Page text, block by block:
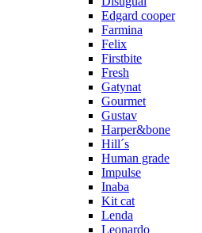
Edgard cooper
Farmina
Felix
Firstbite
Fresh
Gatynat
Gourmet
Gustav
Harper&bone
Hill´s
Human grade
Impulse
Inaba
Kit cat
Lenda
Leonardo